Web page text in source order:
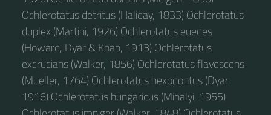
Ochlerotatus detritus (Haliday, 1833) Ochlerotatus
duplex (Martini, 1926) Ochlerotatus euedes
(Howard, Dyar & Knab, 1913) Ochlerotatus
excrucians (Walker, 1856) Ochlerotatus flavescens
(Mueller, 1764) Ochlerotatus hexodontus (Dyar,
1916) Ochlerotatus hungaricus (Mihalyi, 1955)